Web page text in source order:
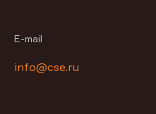
E-mail
info@cse.ru